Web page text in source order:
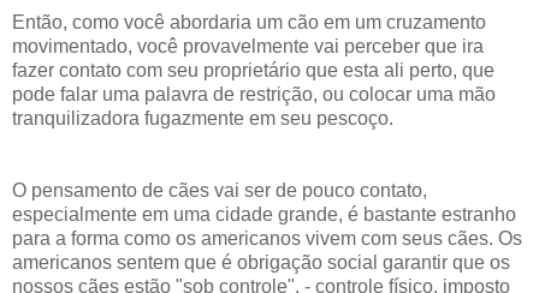
Então, como você abordaria um cão em um cruzamento
movimentado, você provavelmente vai perceber que ira
fazer contato com seu proprietário que esta ali perto, que
pode falar uma palavra de restrição, ou colocar uma mão
tranquilizadora fugazmente em seu pescoço.
O pensamento de cães vai ser de pouco contato,
especialmente em uma cidade grande, é bastante estranho
para a forma como os americanos vivem com seus cães. Os
americanos sentem que é obrigação social garantir que os
nossos cães estão "sob controle", - controle físico, imposto